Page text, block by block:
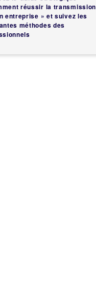
d’actifs vs achat
réussir la transmission
entreprise » et suivez les
méthodes des